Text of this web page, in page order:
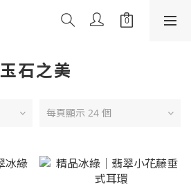
玉石之美
每頁顯示 24 個